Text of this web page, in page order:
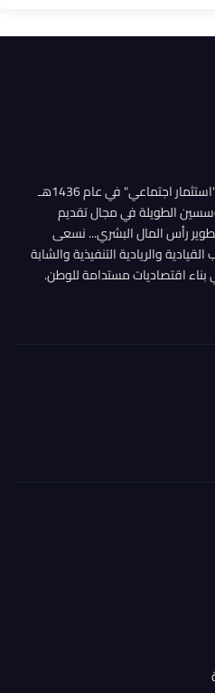
تأسست شركة تكوين القادة وهي "استثمار اجتماعي" في عام 1436هـ
المؤسسين الطويلة في مجال تقديم
رأس المال البشري... نسعى
والريادية التنفيذية والشابة
اقتصاديات مستدامة للوطن.